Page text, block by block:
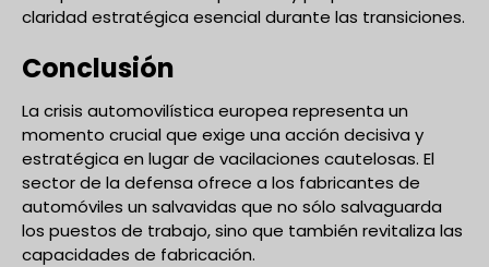
claridad estratégica esencial durante las transiciones.
Conclusión
La crisis automovilística europea representa un
momento crucial que exige una acción decisiva y
estratégica en lugar de vacilaciones cautelosas. El
sector de la defensa ofrece a los fabricantes de
automóviles un salvavidas que no sólo salvaguarda
los puestos de trabajo, sino que también revitaliza las
capacidades de fabricación.